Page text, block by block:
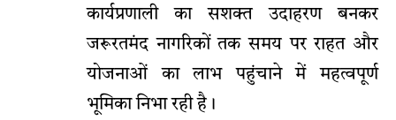
कार्यप्रणाली का सशक्त उदाहरण बनकर
जरूरतमंद नागरिकों तक समय पर राहत और
योजनाओं का लाभ पहुंचाने में महत्वपूर्ण
भूमिका निभा रही है।